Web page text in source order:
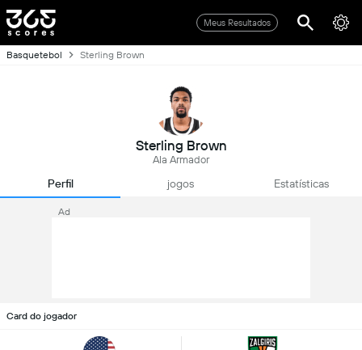
Meus Resultados
Basquetebol Sterling Brown
Sterling Brown
Ala Armador
Perfil jogos Estatísticas
Ad
Card do jogador